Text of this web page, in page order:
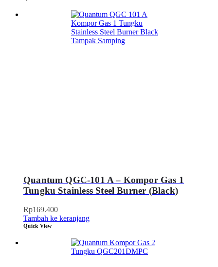
Quantum QGC-101 A – Kompor Gas 1
Tungku Stainless Steel Burner (Black)
Rp169.400
Tambah ke keranjang
Quick View